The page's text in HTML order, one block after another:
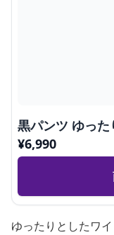
黒パンツ ゆっ
¥6,990
ゆったりとしたワ